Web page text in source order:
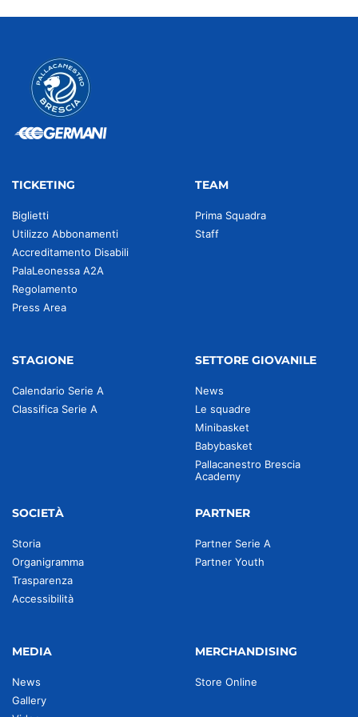
TICKETING
Biglietti
Utilizzo Abbonamenti
Accreditamento Disabili
PalaLeonessa A2A
Regolamento
Press Area
TEAM
Prima Squadra
Staff
STAGIONE
Calendario Serie A
Classifica Serie A
SETTORE GIOVANILE
News
Le squadre
Minibasket
Babybasket
Pallacanestro Brescia
Academy
SOCIETÀ
Storia
Organigramma
Trasparenza
Accessibilità
PARTNER
Partner Serie A
Partner Youth
MEDIA
News
Gallery
MERCHANDISING
Store Online